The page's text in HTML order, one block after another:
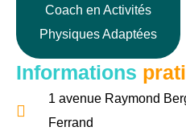
Coach en Activités
Physiques Adaptées
Informations
1 avenue Raymond
Ferrand